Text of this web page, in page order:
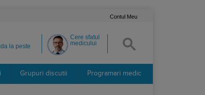
Contul Meu
Cere sfatul
medicului
la peste
Grupuri discutii Programari medic